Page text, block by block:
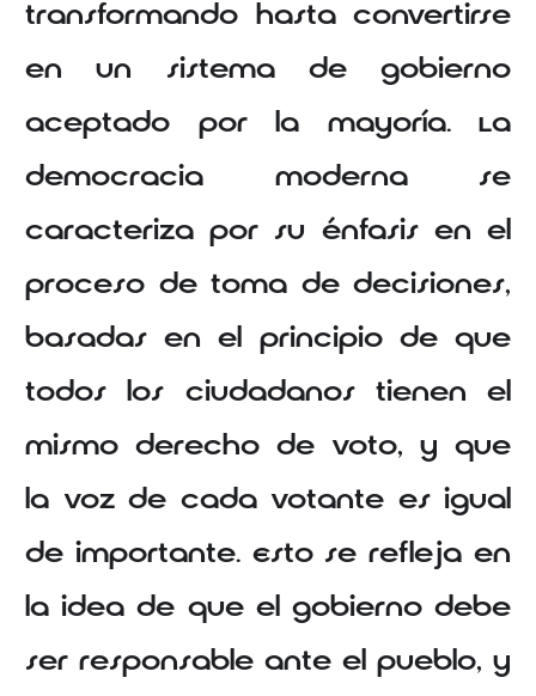
transformando hasta convertirse
en un sistema de gobierno
aceptado por la mayoría. La
democracia moderna se
caracteriza por su énfasis en el
proceso de toma de decisiones,
basadas en el principio de que
todos los ciudadanos tienen el
mismo derecho de voto, y que
la voz de cada votante es igual
de importante. Esto se refleja en
la idea de que el gobierno debe
ser responsable ante el pueblo, y